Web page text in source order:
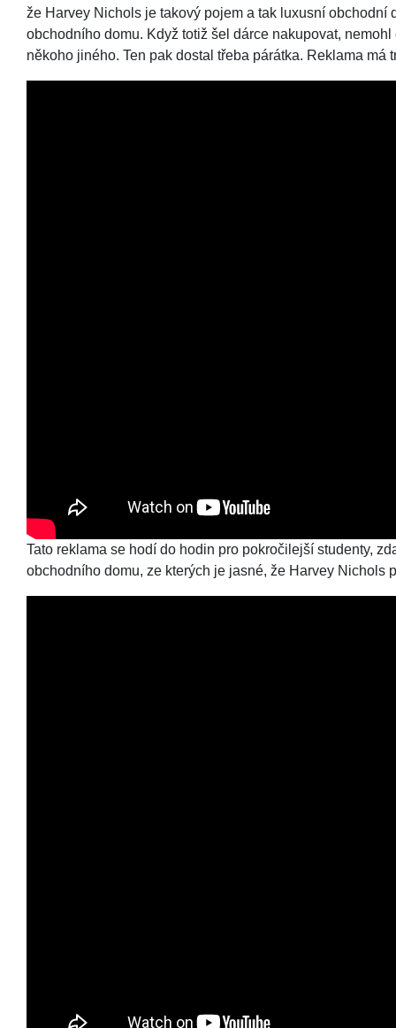
že Harvey Nichols je takový pojem a tak luxusní
obchodního domu. Když totiž šel dárce nakupovat,
někoho jiného. Ten pak dostal třeba párátka. Reklama má
Tato reklama se hodí do hodin pro pokročilejší studenty,
obchodního domu, ze kterých je jasné, že Harvey Nichols